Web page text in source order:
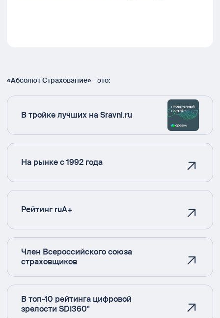
«Абсолют Страхование» - это:
В тройке лучших на Sravni.ru
На рынке с 1992 года
Рейтинг ruA+
Член Всероссийского союза
страховщиков
В топ-10 рейтинга цифровой
зрелости SDI360°